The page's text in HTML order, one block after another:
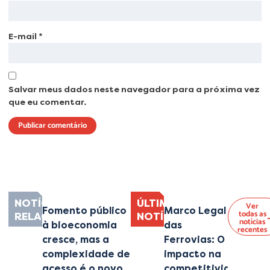
E-mail *
Salvar meus dados neste navegador para a próxima vez
que eu comentar.
NOTÍCIAS
RELACIONADAS
Fomento público
à bioeconomia
cresce, mas a
complexidade de
ÚLTIMAS
NOTÍCIASMarco Legal
das
Ferrovias: O
impacto na
Ver
todas as
notícias
recentes